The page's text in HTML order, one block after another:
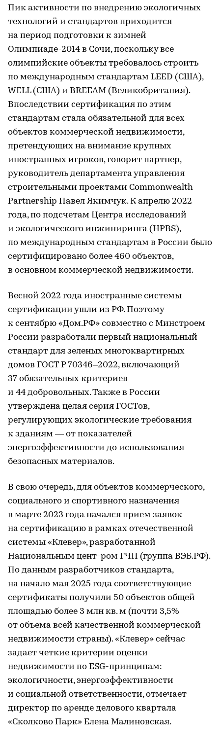
Пик активности по внедрению экологичных
технологий и стандартов приходится
на период подготовки к зимней
Олимпиаде-2014 в Сочи, поскольку все
олимпийские объекты требовалось строить
по международным стандартам LEED (США),
WELL (США) и BREEAM (Великобритания).
Впоследствии сертификация по этим
стандартам стала обязательной для всех
объектов коммерческой недвижимости,
претендующих на внимание крупных
иностранных игроков, говорит партнер,
руководитель департамента управления
строительными проектами Commonwealth
Partnership Павел Якимчук. К апрелю 2022
года, по подсчетам Центра исследований
и экологического инжиниринга (HPBS),
по международным стандартам в России было
сертифицировано более 460 объектов,
в основном коммерческой недвижимости.
Весной 2022 года иностранные системы
сертификации ушли из РФ. Поэтому
к сентябрю «Дом.РФ» совместно с Минстроем
России разработали первый национальный
стандарт для зеленых многоквартирных
домов ГОСТ Р 70346–2022, включающий
37 обязательных критериев
и 44 добровольных. Также в России
утверждена целая серия ГОСТов,
регулирующих экологические требования
к зданиям — от показателей
энергоэффективности до использования
безопасных материалов.
В свою очередь, для объектов коммерческого,
социального и спортивного назначения
в марте 2023 года начался прием заявок
на сертификацию в рамках отечественной
системы «Клевер», разработанной
Национальным цент-ром ГЧП (группа ВЭБ.РФ).
По данным разработчиков стандарта,
на начало мая 2025 года соответствующие
сертификаты получили 50 объектов общей
площадью более 3 млн кв. м (почти 3,5%
от объема всей качественной коммерческой
недвижимости страны). «Клевер» сейчас
задает четкие критерии оценки
недвижимости по ESG-принципам:
экологичности, энергоэффективности
и социальной ответственности, отмечает
директор по аренде делового квартала
«Сколково Парк» Елена Малиновская.